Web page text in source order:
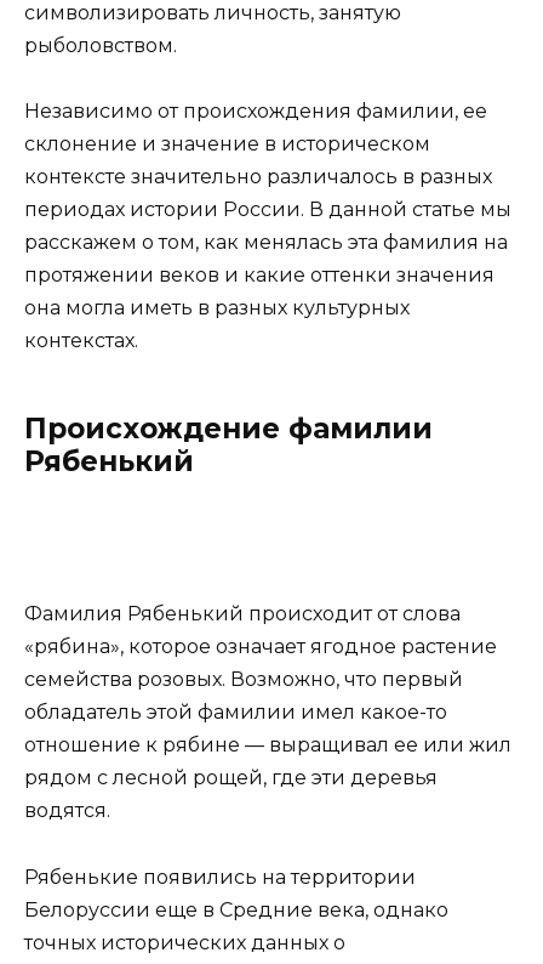
символизировать личность, занятую
рыболовством.
Независимо от происхождения фамилии, ее
склонение и значение в историческом
контексте значительно различалось в разных
периодах истории России. В данной статье мы
расскажем о том, как менялась эта фамилия на
протяжении веков и какие оттенки значения
она могла иметь в разных культурных
контекстах.
Происхождение фамилии
Рябенький
Фамилия Рябенький происходит от слова
«рябина», которое означает ягодное растение
семейства розовых. Возможно, что первый
обладатель этой фамилии имел какое-то
отношение к рябине — выращивал ее или жил
рядом с лесной рощей, где эти деревья
водятся.
Рябенькие появились на территории
Белоруссии еще в Средние века, однако
точных исторических данных о